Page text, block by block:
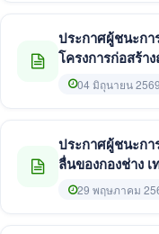
ประกาศผู้ชนะการเสนอราคา ปร
โครงการก่อสร้า
รหัสสายทาง นค
พร้อมติดตั้งโคม
ราคาอ
04 มิถุนายน 2569
ประกาศผู้ชนะกา
ลื่นของกองช่าง
มิถุนายน 2569 โ
29 พฤษภาคม